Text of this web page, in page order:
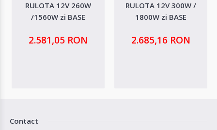
RULOTA 12V 260W
/1560W zi BASE
2.581,05 RON
RULOTA 12V 300W /
1800W zi BASE
2.685,16 RON
Contact